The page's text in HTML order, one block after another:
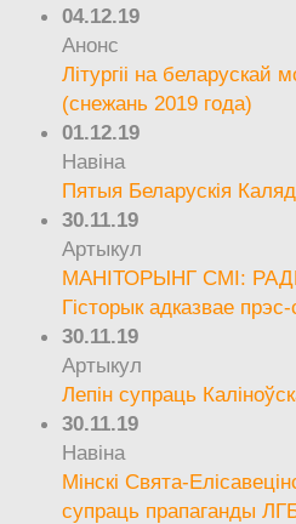
04.12.19
Анонс
Літургіі на
(снежань 2019 года)
01.12.19
Навіна
Пятыя Беларускія
30.11.19
Артыкул
МАНІТОРЫНГ СМІ:
Гісторык адказвае
30.11.19
Артыкул
Лепін супраць
30.11.19
Навіна
Мінскі Свята-
супраць прапаганды